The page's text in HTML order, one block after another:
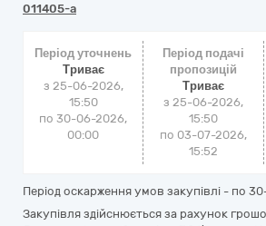
011405-a
Період уточнень
Триває
з 25-06-2026,
15:50
по 30-06-2026,
00:00
Період подачі
пропозицій
Триває
з 25-06-2026,
15:50
по 03-07-2026,
15:52
Період оскарження умов закупівлі - по
Закупівля здійснюється за рахунок